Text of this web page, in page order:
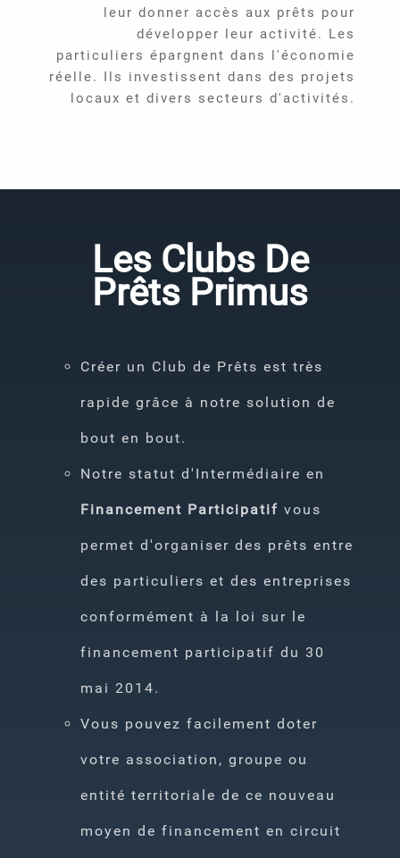
leur donner accès aux prêts pour
développer leur activité. Les
particuliers épargnent dans l'économie
réelle. Ils investissent dans des projets
locaux et divers secteurs d'activités.
Les Clubs De
Prêts Primus
Créer un Club de Prêts est très
rapide grâce à notre solution de
bout en bout.
Notre statut d'Intermédiaire en
Financement Participatif vous
permet d'organiser des prêts entre
des particuliers et des entreprises
conformément à la loi sur le
financement participatif du 30
mai 2014.
Vous pouvez facilement doter
votre association, groupe ou
entité territoriale de ce nouveau
moyen de financement en circuit